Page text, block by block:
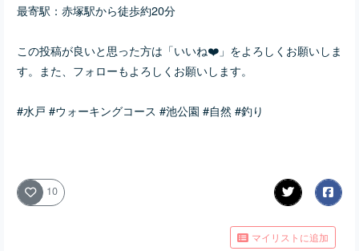
最寄駅：赤塚駅から徒歩約20分
この投稿が良いと思った方は「いいね❤️」をよろしくお願いしま
す。また、フォローもよろしくお願いします。
#水戸 #ウォーキングコース #池公園 #自然 #釣り
10
マイリストに追加